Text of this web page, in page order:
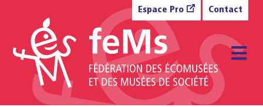
Espace Pro Contact